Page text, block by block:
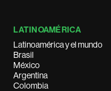
LATINOAMÉRICA
Latinoamérica y el mundo
Brasil
México
Argentina
Colombia